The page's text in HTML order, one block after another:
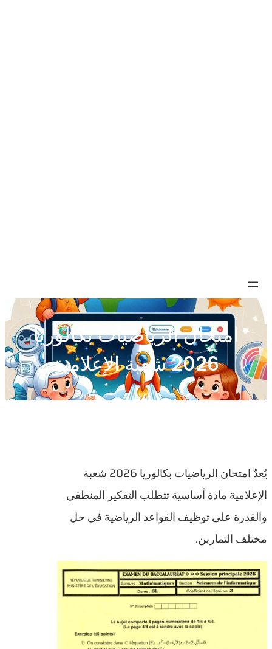
تخطى
إلى
المحتوى
امتحان الرياضيات بكالوريا
2026 شعبة الإعلامية
يُعدّ امتحان الرياضيات بكالوريا 2026 شعبة
الإعلامية مادة أساسية تتطلب التفكير المنطقي
والقدرة على توظيف القواعد الرياضية في حل
مختلف التمارين.